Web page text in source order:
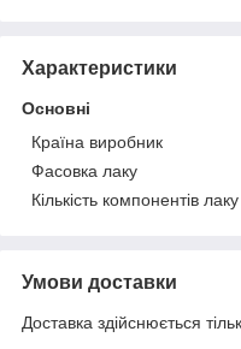
Характеристики
Основні
Країна виробник
Фасовка лаку
Кількість компонентів лаку
Умови доставки
Доставка здійснюється